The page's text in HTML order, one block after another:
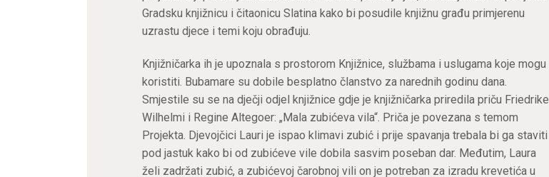
Gradsku knjižnicu i čitaonicu Slatina kako bi posudile knjižnu građu primjerenu
uzrastu djece i temi koju obrađuju.
Knjižničarka ih je upoznala s prostorom Knjižnice, službama i uslugama koje mogu
koristiti. Bubamare su dobile besplatno članstvo za narednih godinu dana.
Smjestile su se na dječji odjel knjižnice gdje je knjižničarka priredila priču Friedrike
Wilhelmi i Regine Altegoer: „Mala zubićeva vila“. Priča je povezana s temom
Projekta. Djevojčici Lauri je ispao klimavi zubić i prije spavanja trebala bi ga staviti
pod jastuk kako bi od zubićeve vile dobila sasvim poseban dar. Međutim, Laura
želi zadržati zubić, a zubićevoj čarobnoj vili on je potreban za izradu krevetića u